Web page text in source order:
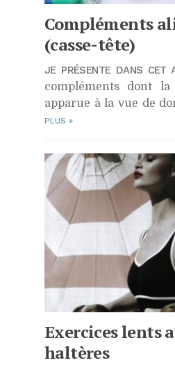
Compléments
(casse-tête)
JE PRÉSENTE DANS CET
compléments dont la
apparue à la vue de
PLUS »
Exercices lents
haltères